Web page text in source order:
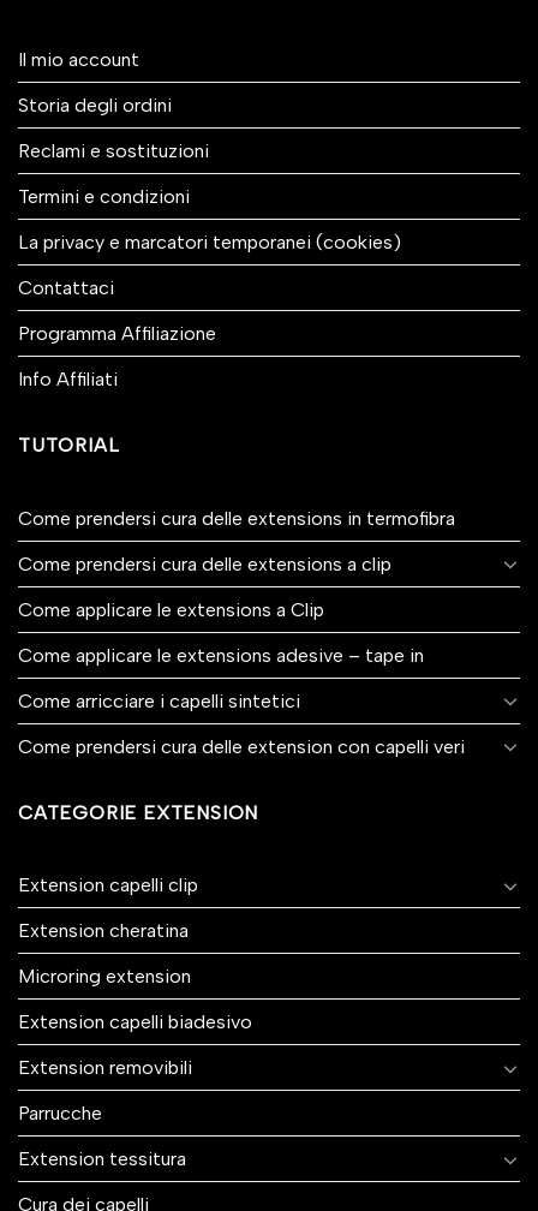
Il mio account
Storia degli ordini
Reclami e sostituzioni
Termini e condizioni
La privacy e marcatori temporanei (cookies)
Contattaci
Programma Affiliazione
Info Affiliati
TUTORIAL
Come prendersi cura delle extensions in termofibra
Come prendersi cura delle extensions a clip
Come applicare le extensions a Clip
Come applicare le extensions adesive – tape in
Come arricciare i capelli sintetici
Come prendersi cura delle extension con capelli veri
CATEGORIE EXTENSION
Extension capelli clip
Extension cheratina
Microring extension
Extension capelli biadesivo
Extension removibili
Parrucche
Extension tessitura
Cura dei capelli